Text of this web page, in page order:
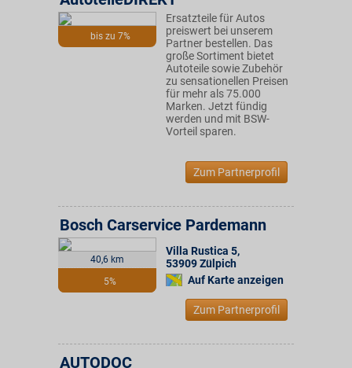
bis zu 7%
Ersatzteile für Autos
preiswert bei unserem
Partner bestellen. Das
große Sortiment bietet
Autoteile sowie Zubehör
zu sensationellen Preisen
für mehr als 75.000
Marken. Jetzt fündig
werden und mit BSW-
Vorteil sparen.
Zum Partnerprofil
40,6 km
5%
Bosch Carservice Pardemann
Villa Rustica 5,
53909Zülpich
Auf Karte anzeigen
Zum Partnerprofil
AUTODOC